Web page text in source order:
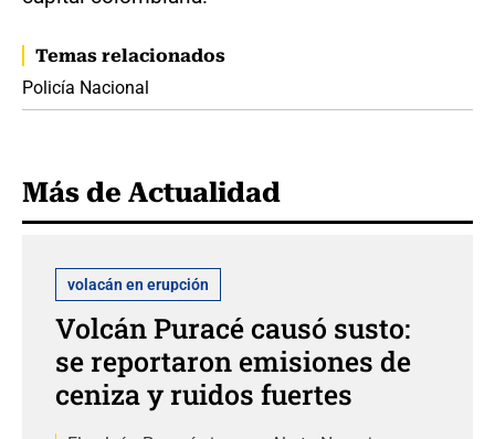
Temas relacionados
Policía Nacional
Más de Actualidad
volacán en erupción
Volcán Puracé causó susto:
se reportaron emisiones de
ceniza y ruidos fuertes